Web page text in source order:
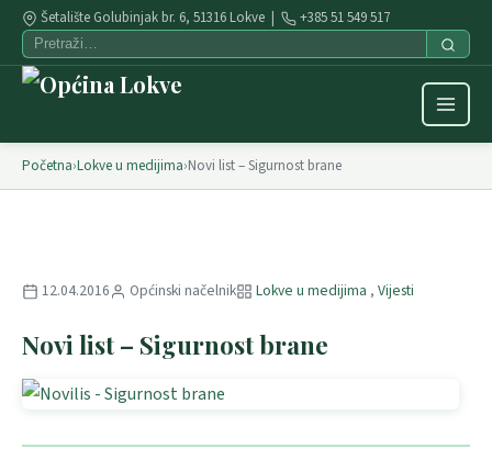
Šetalište Golubinjak br. 6, 51316 Lokve | +385 51 549 517
Početna›Lokve u medijima›Novi list – Sigurnost brane
12.04.2016 Općinski načelnik Lokve u medijima , Vijesti
Novi list – Sigurnost brane